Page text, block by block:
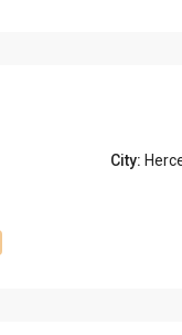
City: